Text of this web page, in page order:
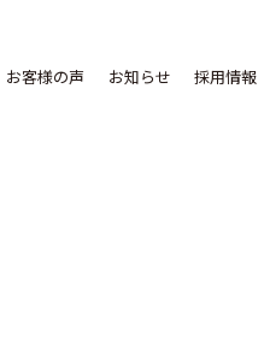
お客様の声 お知らせ 採用情報